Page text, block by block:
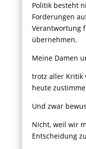
Politik besteht
Forderungen
Verantwortung
übernehmen.
Meine Damen
trotz aller Kritik
heute
Und zwar
Nicht, weil wir
Entscheidung